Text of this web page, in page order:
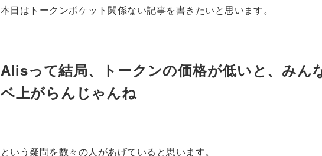
本日はトークンポケット関係ない記事を書きたいと思います。
Alisって結局、トークンの価格が低いと、みん
ベ上がらんじゃんね
という疑問を数々の人があげていると思います。